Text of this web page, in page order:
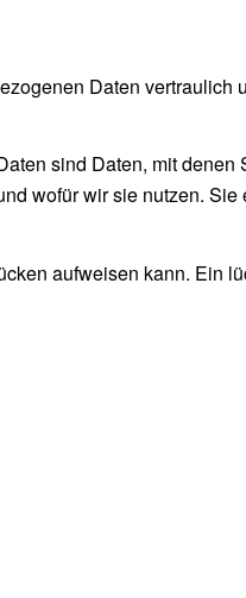
Daten vertraulich
sind Daten, mit denen
wofür wir sie nutzen. Sie
aufweisen kann. Ein